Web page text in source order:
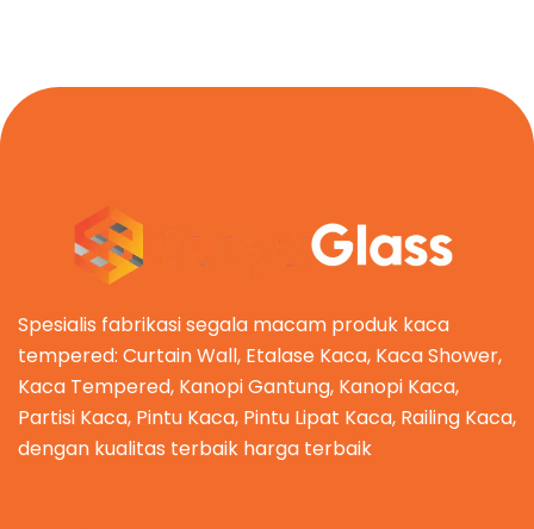
Spesialis fabrikasi segala macam produk kaca
tempered: Curtain Wall, Etalase Kaca, Kaca Shower,
Kaca Tempered, Kanopi Gantung, Kanopi Kaca,
Partisi Kaca, Pintu Kaca, Pintu Lipat Kaca, Railing Kaca,
dengan kualitas terbaik harga terbaik